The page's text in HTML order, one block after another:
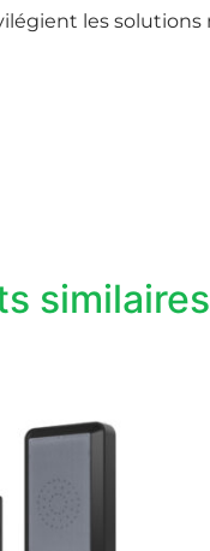
les solutions
similaires